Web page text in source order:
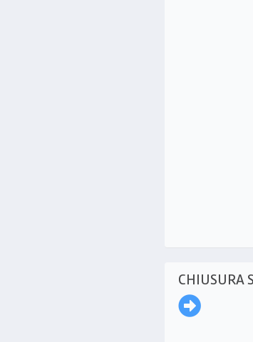
CHIUSURA